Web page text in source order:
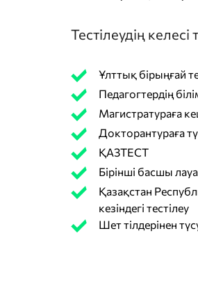
Тестілеудің
Ұлттық бірыңғай
Педагогтердің
Магистратураға
Докторантураға
ҚАЗТЕСТ
Бірінші басшы
Қазақстан
кезіндегі тестілеу
Шет тілдерінен